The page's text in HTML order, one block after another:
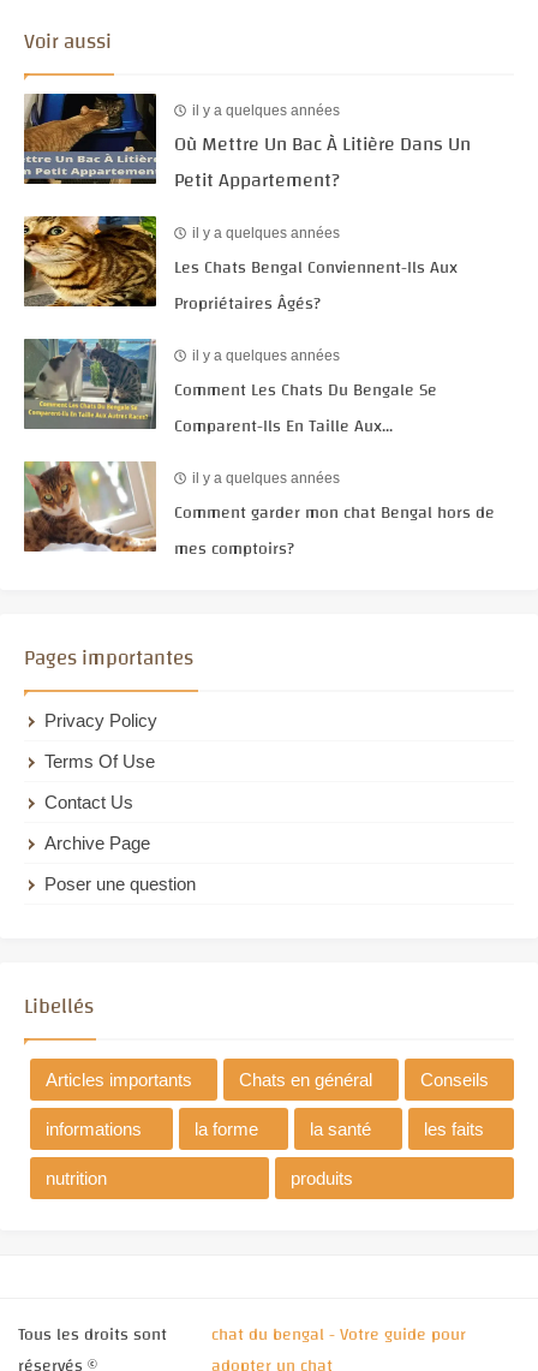
Voir aussi
il y a quelques années
Où Mettre Un Bac À Litière Dans Un
Petit Appartement?
il y a quelques années
Les Chats Bengal Conviennent-Ils Aux
Propriétaires Âgés?
il y a quelques années
Comment Les Chats Du Bengale Se
Comparent-Ils En Taille Aux...
il y a quelques années
Comment garder mon chat Bengal hors de
mes comptoirs?
Pages importantes
Privacy Policy
Terms Of Use
Contact Us
Archive Page
Poser une question
Libellés
Articles importants Chats en général Conseils
informations la forme la santé les faits
nutrition produits
Tous les droits sont
chat du bengal - Votre guide pour